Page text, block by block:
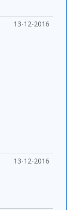
13-12-2016
13-12-2016